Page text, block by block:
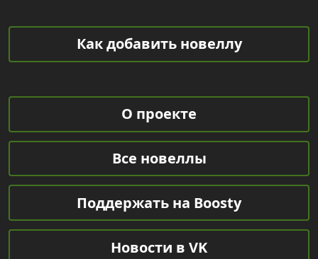
Как добавить новеллу
О проекте
Все новеллы
Поддержать на Boosty
Новости в VK